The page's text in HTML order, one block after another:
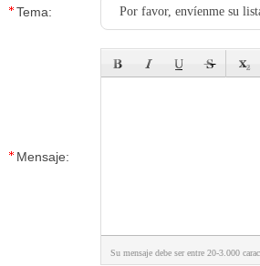
Tema:
Mensaje:
Su mensaje debe ser entre 20-3.000